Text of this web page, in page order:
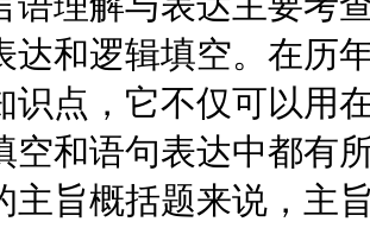
达和逻辑填空。在历
识点，它不仅可以用
空和语句表达中都有
主旨概括题来说，主